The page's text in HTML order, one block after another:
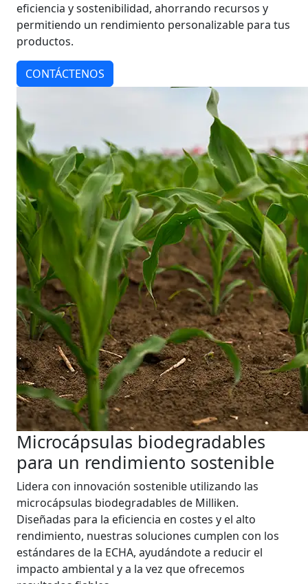
eficiencia y sostenibilidad, ahorrando recursos y
permitiendo un rendimiento personalizable para tus
productos.
CONTÁCTENOS
Microcápsulas biodegradables
para un rendimiento sostenible
Lidera con innovación sostenible utilizando las
microcápsulas biodegradables de Milliken.
Diseñadas para la eficiencia en costes y el alto
rendimiento, nuestras soluciones cumplen con los
estándares de la ECHA, ayudándote a reducir el
impacto ambiental y a la vez que ofrecemos